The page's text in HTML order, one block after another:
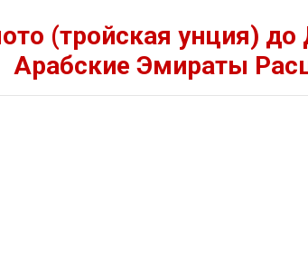
(тройская унция)
Арабские Эмираты